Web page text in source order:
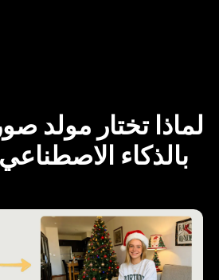
لماذا تختار مولد
بالذكاء